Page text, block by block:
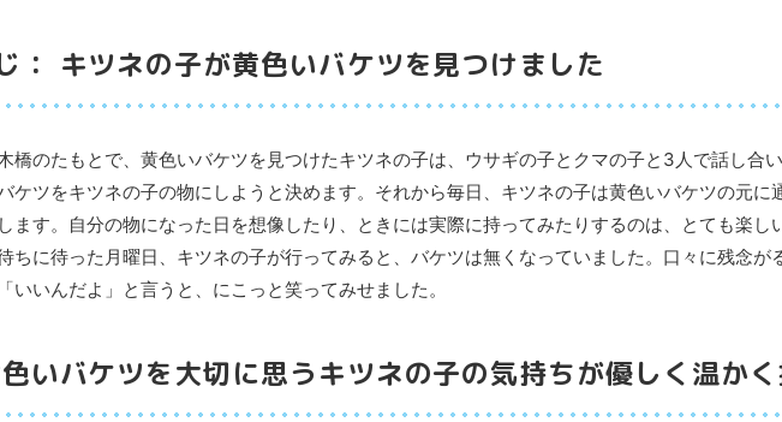
： キツネの子が黄色いバケツを見つけました
橋のたもとで、黄色いバケツを見つけたキツネの子は、ウサギの子とクマの子と3人で話し合
ケツをキツネの子の物にしようと決めます。それから毎日、キツネの子は黄色いバケツの元に
ます。自分の物になった日を想像したり、ときには実際に持ってみたりするのは、とても楽し
ちに待った月曜日、キツネの子が行ってみると、バケツは無くなっていました。口々に残念が
いいんだよ」と言うと、にこっと笑ってみせました。
いバケツを大切に思うキツネの子の気持ちが優しく温かく